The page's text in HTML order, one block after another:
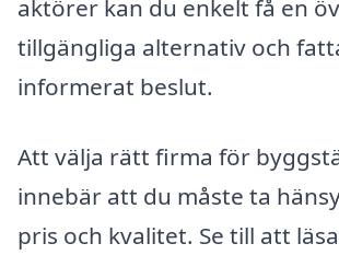
aktörer kan du enkelt få en
tillgängliga alternativ och
informerat beslut.
Att välja rätt firma för
innebär att du måste ta
pris och kvalitet. Se till att läsa